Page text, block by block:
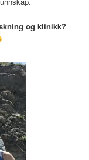
og klinikk?